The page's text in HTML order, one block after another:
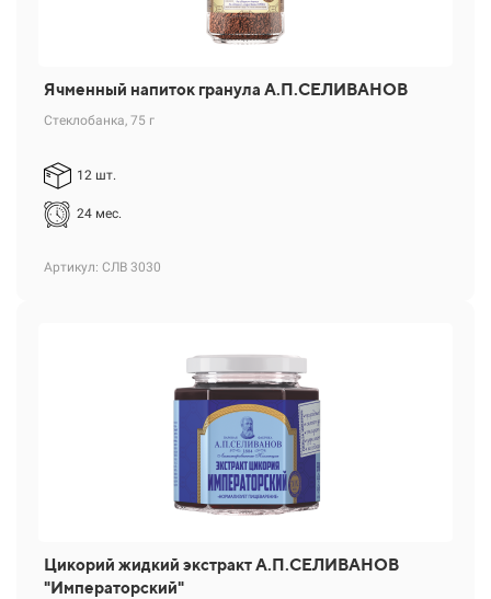
Ячменный напиток гранула А.П.СЕЛИВАНОВ
Стеклобанка, 75 г
12 шт.
24 мес.
Артикул: СЛВ 3030
Цикорий жидкий экстракт А.П.СЕЛИВАНОВ
"Императорский"